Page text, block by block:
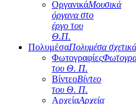
ΟργανικάΜουσικά
όργανα στο
έργο του
Θ.Π.
ΠολυμέσαΠολυμέσα
Φωτογραφίες
του Θ. Π.
ΒίντεοΒίντεο
του Θ. Π.
ΑρχείαΑρχεία